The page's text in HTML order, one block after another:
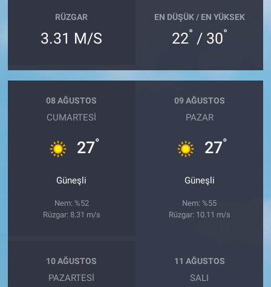
RÜZGAR
3.31 M/S
EN DÜŞÜK / EN YÜKSEK
22° / 30°
08 AĞUSTOS
CUMARTESI
27°
Güneşli
Nem: %52
Rüzgar: 8.31 m/s
09 AĞUSTOS
PAZAR
27°
Güneşli
Nem: %55
Rüzgar: 10.11 m/s
10 AĞUSTOS
PAZARTESI
11 AĞUSTOS
SALI